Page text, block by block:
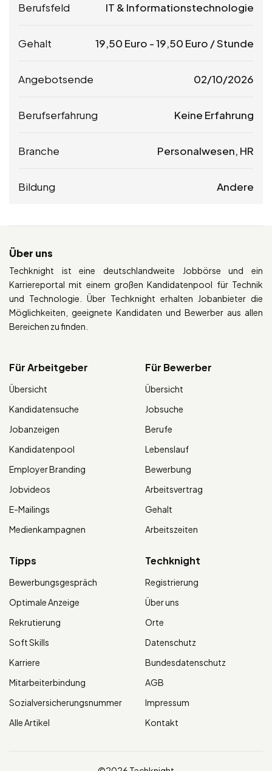
Berufsfeld IT & Informationstechnologie
Gehalt 19,50 Euro -19,50 Euro / Stunde
Angebotsende 02/10/2026
Berufserfahrung Keine Erfahrung
Branche Personalwesen, HR
Bildung Andere
Über uns
Techknight ist eine deutschlandweite Jobbörse und ein
Karriereportal mit einem großen Kandidatenpool für Technik
und Technologie. Über Techknight erhalten Jobanbieter die
Möglichkeiten, geeignete Kandidaten und Bewerber aus allen
Bereichen zu finden.
Für Arbeitgeber
Übersicht
Kandidatensuche
Jobanzeigen
Kandidatenpool
Employer Branding
Jobvideos
E-Mailings
Medienkampagnen
Für Bewerber
Übersicht
Jobsuche
Berufe
Lebenslauf
Bewerbung
Arbeitsvertrag
Gehalt
Arbeitszeiten
Tipps
Bewerbungsgespräch
Optimale Anzeige
Rekrutierung
Soft Skills
Karriere
Mitarbeiterbindung
Sozialversicherungsnummer
Alle Artikel
Techknight
Registrierung
Über uns
Orte
Datenschutz
Bundesdatenschutz
AGB
Impressum
Kontakt